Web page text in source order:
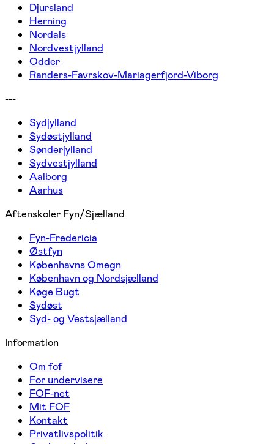
Djursland
Herning
Nordals
Nordvestjylland
Odder
Randers-Favrskov-Mariagerfjord-Viborg
---
Sydjylland
Sydøstjylland
Sønderjylland
Sydvestjylland
Aalborg
Aarhus
Aftenskoler Fyn/Sjælland
Fyn-Fredericia
Østfyn
Københavns Omegn
København og Nordsjælland
Køge Bugt
Sydøst
Syd- og Vestsjælland
Information
Om fof
For undervisere
FOF-net
Mit FOF
Kontakt
Privatlivspolitik